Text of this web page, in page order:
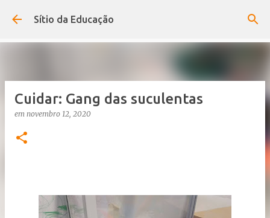
Avançar para o conteúdo principal
Sítio da Educação
Cuidar: Gang das suculentas
em novembro 12, 2020